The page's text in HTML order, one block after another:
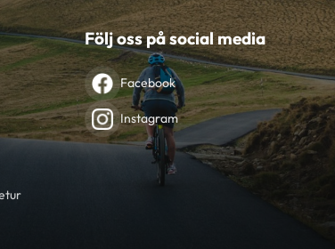
Följ oss på social media
Facebook
Instagram